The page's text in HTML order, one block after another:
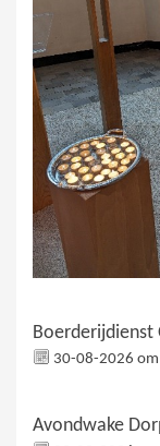
Boerderijdienst
30-08-2026
Avondwake